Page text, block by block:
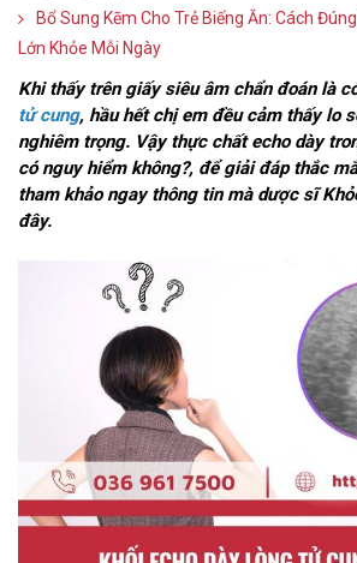
Bổ Sung Kẽm Cho Trẻ Biếng Ăn: Cách
Lớn Khỏe Mỗi Ngày
Khi thấy trên giấy siêu âm chẩn đoán là
tử cung, hầu hết chị em đều cảm thấy lo
nghiêm trọng. Vậy thực chất echo dày
có nguy hiểm không?, để giải đáp thắc
tham khảo ngay thông tin mà dược sĩ
đây.